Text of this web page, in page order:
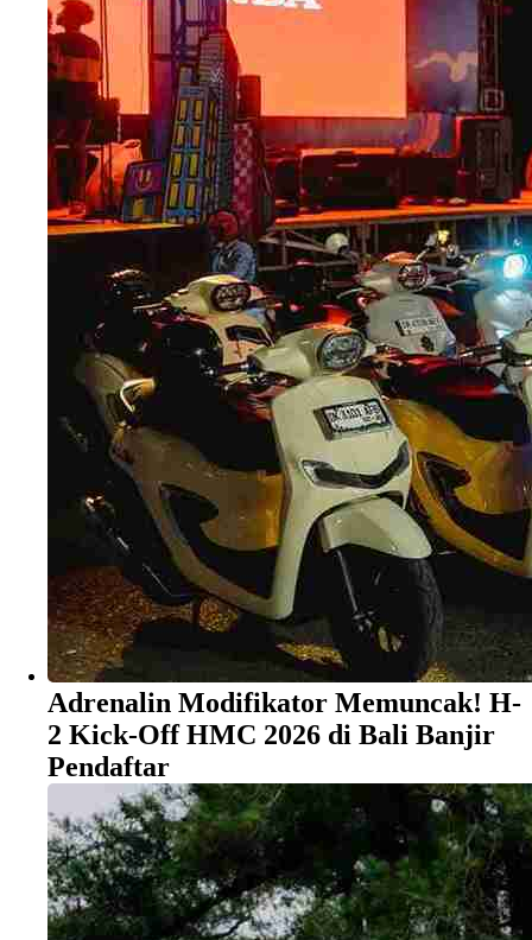
​Adrenalin Modifikator Memuncak! H-
2 Kick-Off HMC 2026 di Bali Banjir
Pendaftar